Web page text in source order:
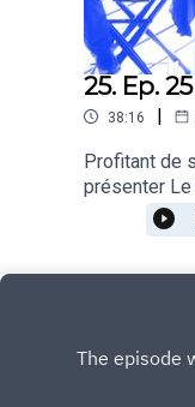
25. Ep.
38:16 |
Profitant de
présenter Le
parlent de